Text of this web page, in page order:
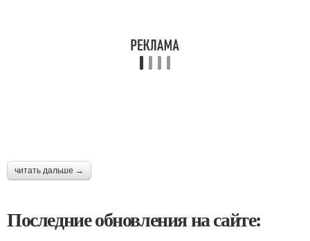
читать дальше →
Последние обновления на сайте: